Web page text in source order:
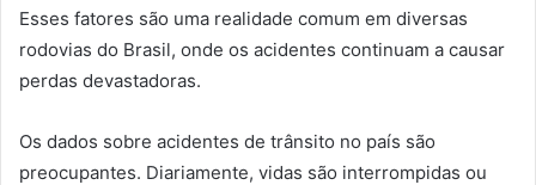
Esses fatores são uma realidade comum em diversas
rodovias do Brasil, onde os acidentes continuam a causar
perdas devastadoras.
Os dados sobre acidentes de trânsito no país são
preocupantes. Diariamente, vidas são interrompidas ou